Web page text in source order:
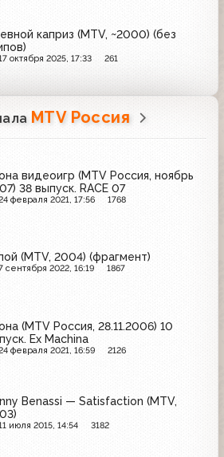
каприз (MTV, ~2000) (без
октября 2025, 17:33 261
MTV Россия
видеоигр (MTV Россия, ноябрь
38 выпуск. RACE 07
февраля 2021, 17:56 1768
(MTV, 2004) (фрагмент)
сентября 2022, 16:19 1867
(MTV Россия, 28.11.2006) 10
Ex Machina
февраля 2021, 16:59 2126
Benassi — Satisfaction (MTV,
июля 2015, 14:54 3182